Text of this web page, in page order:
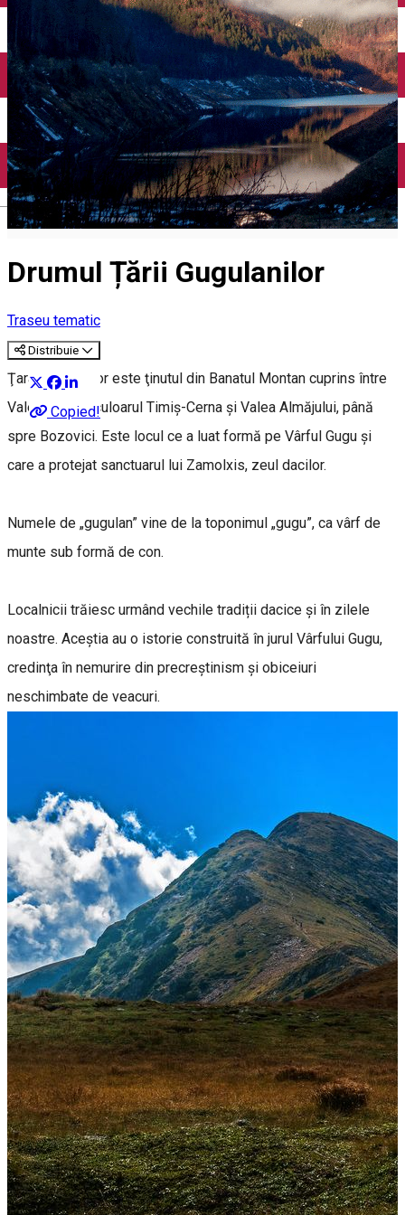
English
Drumul Țării Gugulanilor
Traseu tematic
Distribuie
Copied!
Ţara Gugulanilor este ţinutul din Banatul Montan cuprins între
Valea Bistrei, culoarul Timiş-Cerna şi Valea Almăjului, până
spre Bozovici. Este locul ce a luat formă pe Vârful Gugu și
care a protejat sanctuarul lui Zamolxis, zeul dacilor.
Numele de „gugulan” vine de la toponimul „gugu”, ca vârf de
munte sub formă de con.
Localnicii trăiesc urmând vechile tradiții dacice și în zilele
noastre. Aceștia au o istorie construită în jurul Vârfului Gugu,
credinţa în nemurire din precreştinism și obiceiuri
neschimbate de veacuri.